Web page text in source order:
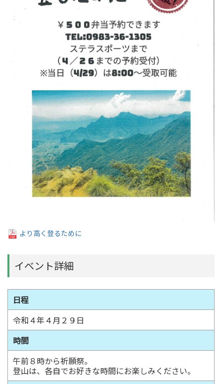
より高く登るために
イベント詳細
日程
令和４年４月２９日
時間
午前８時から祈願祭。
登山は、各自でお好きな時間にお楽しみください。